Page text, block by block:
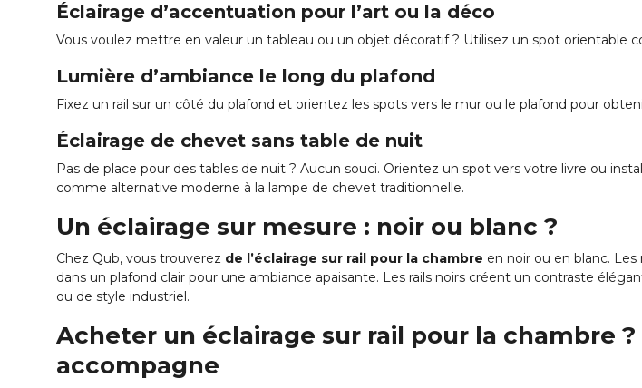
Éclairage d’accentuation pour l’art ou la déco
Vous voulez mettre en valeur un tableau ou un objet décoratif ? Utilisez un spot orientable
Lumière d’ambiance le long du plafond
Fixez un rail sur un côté du plafond et orientez les spots vers le mur ou le plafond pour
Éclairage de chevet sans table de nuit
Pas de place pour des tables de nuit ? Aucun souci. Orientez un spot vers votre livre ou
comme alternative moderne à la lampe de chevet traditionnelle.
Un éclairage sur mesure : noir ou blanc ?
Chez Qub, vous trouverez de l’éclairage sur rail pour la chambre en noir ou en blanc.
dans un plafond clair pour une ambiance apaisante. Les rails noirs créent un contraste
ou de style industriel.
Acheter un éclairage sur rail pour la chambre ?
accompagne